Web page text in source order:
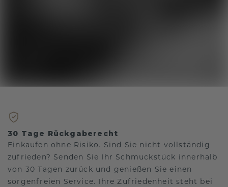
30 Tage Rückgaberecht
Einkaufen ohne Risiko. Sind Sie nicht vollständig
zufrieden? Senden Sie Ihr Schmuckstück innerhalb
von 30 Tagen zurück und genießen Sie einen
sorgenfreien Service. Ihre Zufriedenheit steht bei